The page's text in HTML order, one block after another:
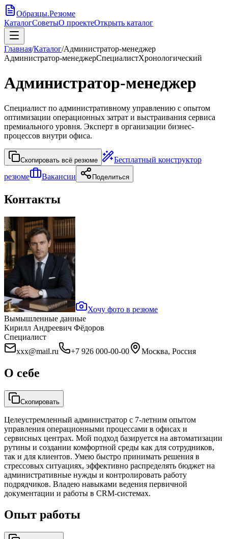
Образцы.Резюме
КаталогСоветыО проектеОткрыть каталог
Главная/Каталог/Администратор-менеджер
Администратор-менеджерСпециалистХронологический
Администратор-менеджер
Специалист по административному управлению с опытом
оптимизации операционных затрат и выстраивания сервиса
премиального уровня. Эксперт в организации бизнес-
процессов внутри офиса.
Скопировать всё резюме
Бесплатный конструктор
резюме
Вакансии Поделиться
Контакты
Хочу фото в резюме
Вымышленные данные
Кирилл Андреевич Фёдоров
Специалист
xxx@mail.ru
+7 926 000-00-00 Москва, Россия
О себе
Скопировать
Целеустремленный администратор с 7-летним опытом
управления операционными процессами в офисах и
сервисных центрах. Мой подход базируется на автоматизации
рутины и создании комфортной среды как для сотрудников,
так и для клиентов. Умею быстро принимать решения в
стрессовых ситуациях, эффективно распределять бюджет на
административные нужды и контролировать работу
подрядчиков. Владею навыками ведения первичной
документации и работы в CRM-системах.
Опыт работы